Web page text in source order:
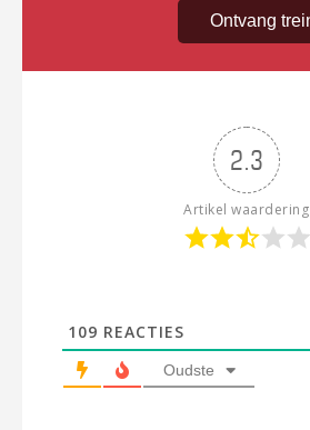
2.3
Artikel waardering
109 REACTIES
Oudste